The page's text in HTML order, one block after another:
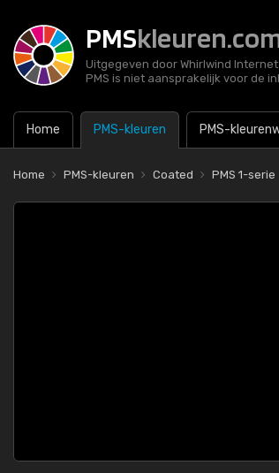
PMS
Uitgegeven door Whirlwind
PMS is niet aansprakelijk voor de
Home PMS-kleuren PMS-
Home PMS-kleuren Coated PMS 1-serie